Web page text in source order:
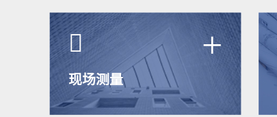

现场测量
+